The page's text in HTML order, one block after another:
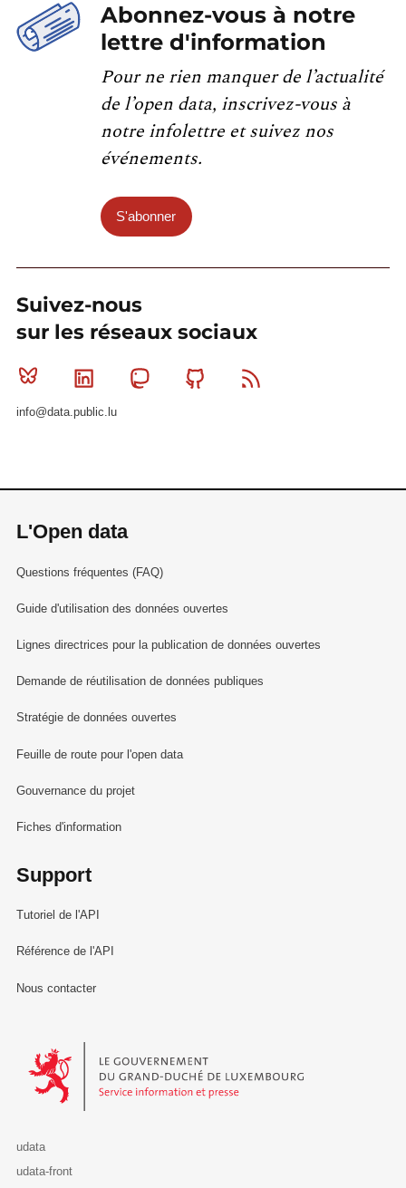
Abonnez-vous à notre
lettre d'information
Pour ne rien manquer de l’actualité
de l’open data, inscrivez-vous à
notre infolettre et suivez nos
événements.
S'abonner
Suivez-nous
sur les réseaux sociaux
Bluesky Linkedin MastodonGithub
info@data.public.lu
L'Open data
Questions fréquentes (FAQ)
Guide d'utilisation des données ouvertes
Lignes directrices pour la publication de données ouvertes
Demande de réutilisation de données publiques
Stratégie de données ouvertes
Feuille de route pour l'open data
Gouvernance du projet
Fiches d'information
Support
Tutoriel de l'API
Référence de l'API
Nous contacter
Le Gouvernement du Grand-Duché de Luxembourg - Service
udata
udata-front